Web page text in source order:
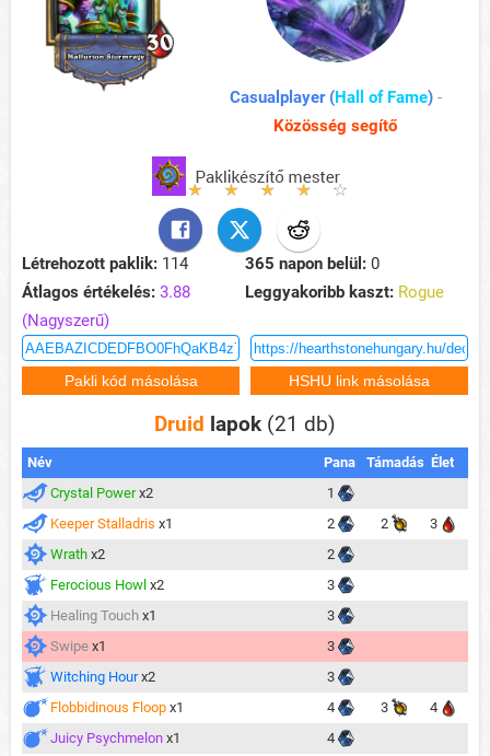
Casualplayer (Hall of Fame)-
Közösség segítő
Létrehozott paklik: 114 365 napon belül: 0
Átlagos értékelés: 3.88
(Nagyszerű)
Leggyakoribb kaszt: Rogue
Druid lapok (21 db)
Név Pana Támadás Élet
Crystal Power x2
1
Keeper Stalladris x1 2 2
3
Wrath x2
2
Ferocious Howl x2
3
Healing Touch x1
3
Swipe x1
3
Witching Hour x2
3
Flobbidinous Floop x1 4 3
4
Juicy Psychmelon x1
4